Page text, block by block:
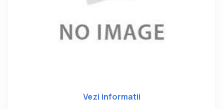
Vezi informatii